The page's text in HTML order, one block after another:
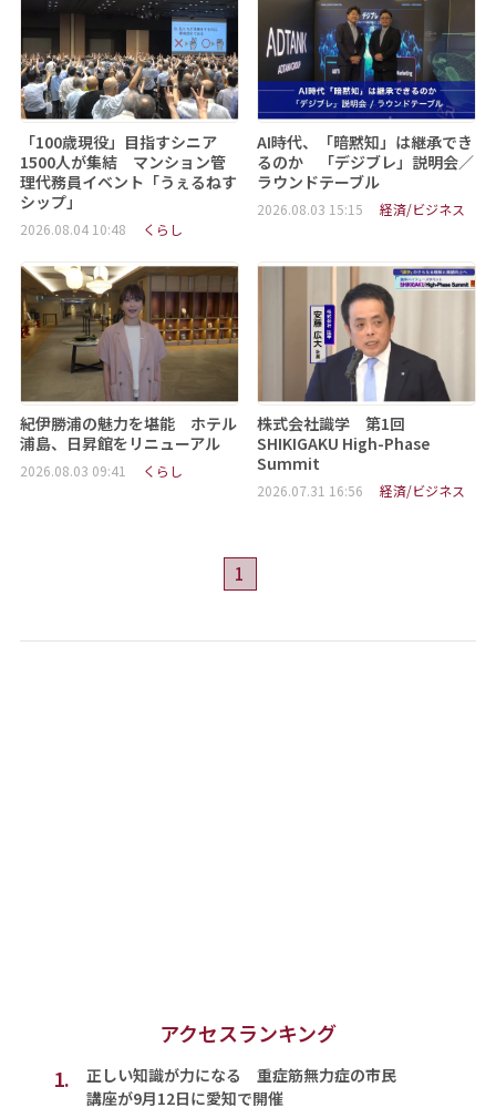
「100歳現役」目指すシニア
1500人が集結 マンション管
理代務員イベント「うぇるねす
シップ」
2026.08.04 10:48 くらし
AI時代、「暗黙知」は継承でき
るのか 「デジブレ」説明会／
ラウンドテーブル
2026.08.03 15:15 経済/ビジネス
紀伊勝浦の魅力を堪能 ホテル
浦島、日昇館をリニューアル
2026.08.03 09:41 くらし
株式会社識学 第1回
SHIKIGAKU High-Phase
Summit
2026.07.31 16:56 経済/ビジネス
1
アクセスランキング
1.
正しい知識が力になる 重症筋無力症の市民
講座が9月12日に愛知で開催